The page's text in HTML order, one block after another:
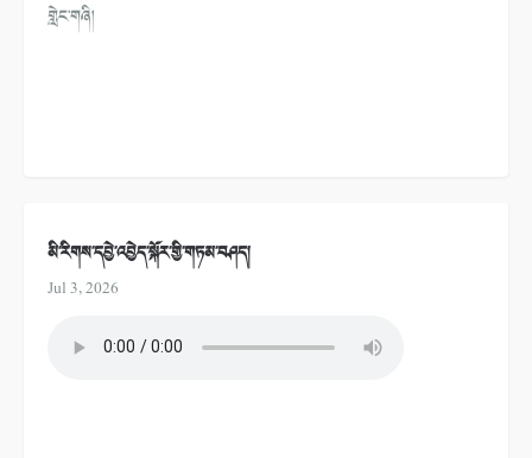
གླེང་གཞི།
མི་རིགས་དབྱེ་འབྱེད་སྐོར་གྱི་གཏམ་བཤད།
Jul 3, 2026